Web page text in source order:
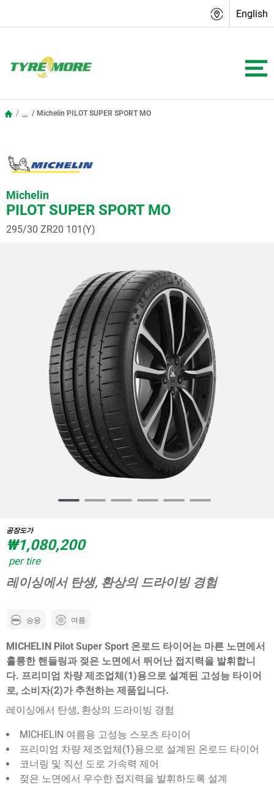
English
... Michelin PILOT SUPER SPORT MO
Michelin
PILOT SUPER SPORT MO
295/30 ZR20 101(Y)
6
공장도가
₩1,080,200
per tire
레이싱에서 탄생, 환상의 드라이빙 경험
승용 여름
MICHELIN Pilot Super Sport 온로드 타이어는 마른 노면에서
훌륭한 핸들링과 젖은 노면에서 뛰어난 접지력을 발휘합니
다. 프리미엄 차량 제조업체(1)용으로 설계된 고성능 타이어
로, 소비자(2)가 추천하는 제품입니다.
레이싱에서 탄생, 환상의 드라이빙 경험
MICHELIN 여름용 고성능 스포츠 타이어
프리미엄 차량 제조업체(1)용으로 설계된 온로드 타이어
코너링 및 직선 도로 가속력 제어
젖은 노면에서 우수한 접지력을 발휘하도록 설계